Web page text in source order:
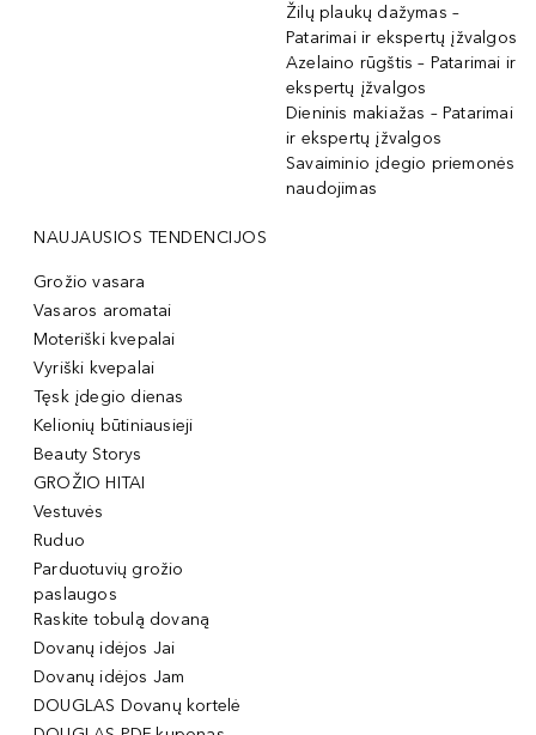
Žilų plaukų dažymas –
Patarimai ir ekspertų įžvalgos
Azelaino rūgštis – Patarimai ir
ekspertų įžvalgos
Dieninis makiažas – Patarimai
ir ekspertų įžvalgos
Savaiminio įdegio priemonės
naudojimas
NAUJAUSIOS TENDENCIJOS
Grožio vasara
Vasaros aromatai
Moteriški kvepalai
Vyriški kvepalai
Tęsk įdegio dienas
Kelionių būtiniausieji
Beauty Storys
GROŽIO HITAI
Vestuvės
Ruduo
Parduotuvių grožio
paslaugos
Raskite tobulą dovaną
Dovanų idėjos Jai
Dovanų idėjos Jam
DOUGLAS Dovanų kortelė